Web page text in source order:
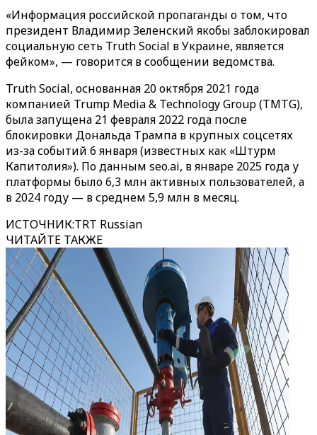
«Информация российской пропаганды о том, что
президент Владимир Зеленский якобы заблокировал
социальную сеть Truth Social в Украине, является
фейком», — говорится в сообщении ведомства.
Truth Social, основанная 20 октября 2021 года
компанией Trump Media & Technology Group (TMTG),
была запущена 21 февраля 2022 года после
блокировки Дональда Трампа в крупных соцсетях
из-за событий 6 января (известных как «Штурм
Капитолия»). По данным seo.ai, в январе 2025 года у
платформы было 6,3 млн активных пользователей, а
в 2024 году — в среднем 5,9 млн в месяц.
ИСТОЧНИК:TRT Russian
ЧИТАЙТЕ ТАКЖЕ